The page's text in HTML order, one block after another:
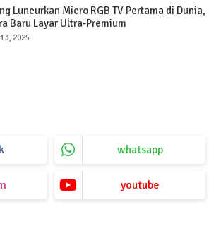
Luncurkan Micro RGB TV Pertama di Dunia,
Baru Layar Ultra-Premium
2025
whatsapp
youtube